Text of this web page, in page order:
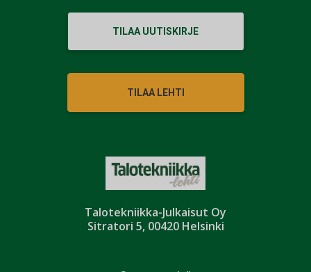
Talotekniikka-Julkaisut Oy
Sitratori 5, 00420 Helsinki
TILAA UUTISKIRJE
TILAA LEHTI